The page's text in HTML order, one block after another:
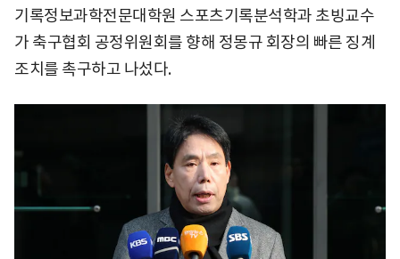
기록정보과학전문대학원 스포츠기록분석학과 초빙교수
가 축구협회 공정위원회를 향해 정몽규 회장의 빠른 징계
조치를 촉구하고 나섰다.